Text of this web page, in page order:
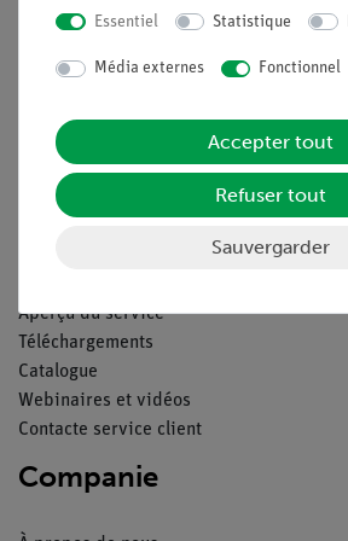
Conditions générales de vente
Déclaration de confidentialité
Mentions légales
Aperçu du service
Téléchargements
Catalogue
Webinaires et vidéos
Contacte service client
Companie
Essentiel Statistique
Média externes Fonctionnel
Accepter tout
Refuser tout
Sauvergarder